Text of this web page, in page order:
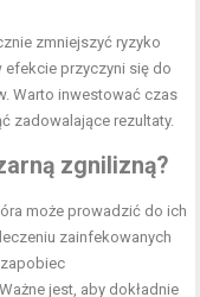
zmniejszyć ryzyko
efekcie przyczyni się do
Warto inwestować czas
zadowalające rezultaty.
zgnilizną?
może prowadzić do ich
zainfekowanych
zapobiec
jest, aby dokładnie